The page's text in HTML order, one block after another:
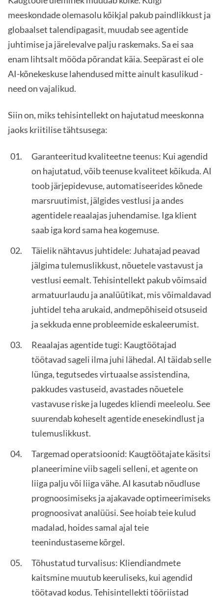
meeskondade olemasolu kõikjal pakub paindlikkust ja
globaalset talendipagasit, muudab see agentide
juhtimise ja järelevalve palju raskemaks. Sa ei saa
enam lihtsalt mööda põrandat käia. Seepärast ei ole
AI-kõnekeskuse lahendused mitte ainult kasulikud -
need on vajalikud.
Siin on, miks tehisintellekt on hajutatud meeskonna
jaoks kriitilise tähtsusega:
Garanteeritud kvaliteetne teenus: Kui agendid
on hajutatud, võib teenuse kvaliteet kõikuda. AI
toob järjepidevuse, automatiseerides kõnede
marsruutimist, jälgides vestlusi ja andes
agentidele reaalajas juhendamise. Iga klient
saab iga kord sama hea kogemuse.
Täielik nähtavus juhtidele: Juhatajad peavad
jälgima tulemuslikkust, nõuetele vastavust ja
vestlusi eemalt. Tehisintellekt pakub võimsaid
armatuurlaudu ja analüütikat, mis võimaldavad
juhtidel teha arukaid, andmepõhiseid otsuseid
ja sekkuda enne probleemide eskaleerumist.
Reaalajas agentide tugi: Kaugtöötajad
töötavad sageli ilma juhi lähedal. AI täidab selle
lünga, tegutsedes virtuaalse assistendina,
pakkudes vastuseid, avastades nõuetele
vastavuse riske ja lugedes kliendi meeleolu. See
suurendab koheselt agentide enesekindlust ja
tulemuslikkust.
Targemad operatsioonid: Kaugtöötajate käsitsi
planeerimine viib sageli selleni, et agente on
liiga palju või liiga vähe. AI kasutab nõudluse
prognoosimiseks ja ajakavade optimeerimiseks
prognoosivat analüüsi. See hoiab teie kulud
madalad, hoides samal ajal teie
teenindustaseme kõrgel.
Tõhustatud turvalisus: Kliendiandmete
kaitsmine muutub keeruliseks, kui agendid
töötavad kodus. Tehisintellekti tööriistad